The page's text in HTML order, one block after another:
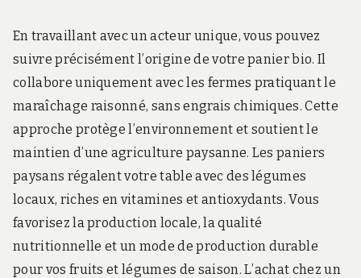
En travaillant avec un acteur unique, vous pouvez
suivre précisément l’origine de votre panier bio. Il
collabore uniquement avec les fermes pratiquant le
maraîchage raisonné, sans engrais chimiques. Cette
approche protège l’environnement et soutient le
maintien d’une agriculture paysanne. Les paniers
paysans régalent votre table avec des légumes
locaux, riches en vitamines et antioxydants. Vous
favorisez la production locale, la qualité
nutritionnelle et un mode de production durable
pour vos fruits et légumes de saison. L’achat chez un